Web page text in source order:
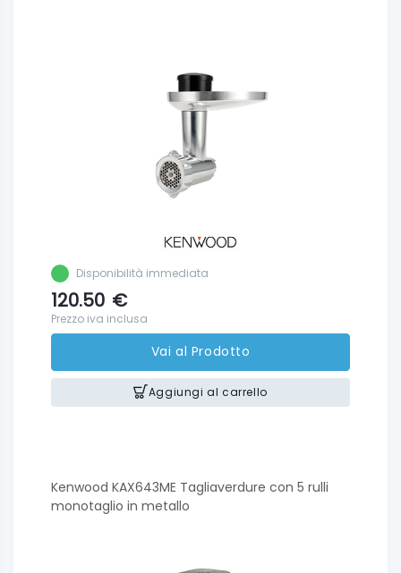
Disponibilità immediata
120.50 €
Prezzo iva inclusa
Vai al Prodotto
Aggiungi al carrello
Kenwood KAX643ME Tagliaverdure con 5 rulli
monotaglio in metallo